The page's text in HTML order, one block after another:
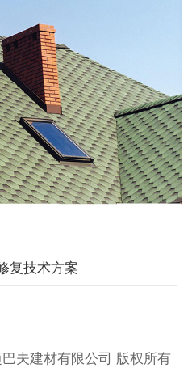
复技术方案
夫建材有限公司 版权所有